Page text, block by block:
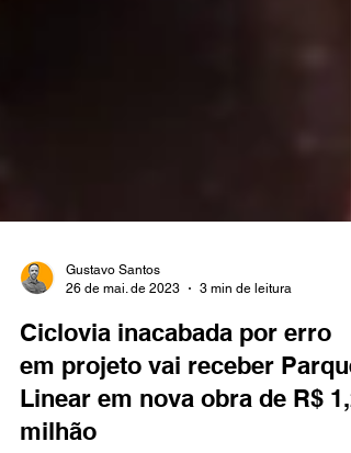
26 de mai. de 2023
3 min de leitura
Ciclovia inacabada por erro
em projeto vai receber Parque
Linear em nova obra de R$ 1,2